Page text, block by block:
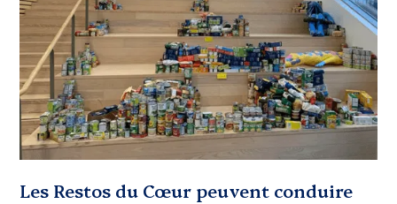
Les Restos du Cœur peuvent conduire